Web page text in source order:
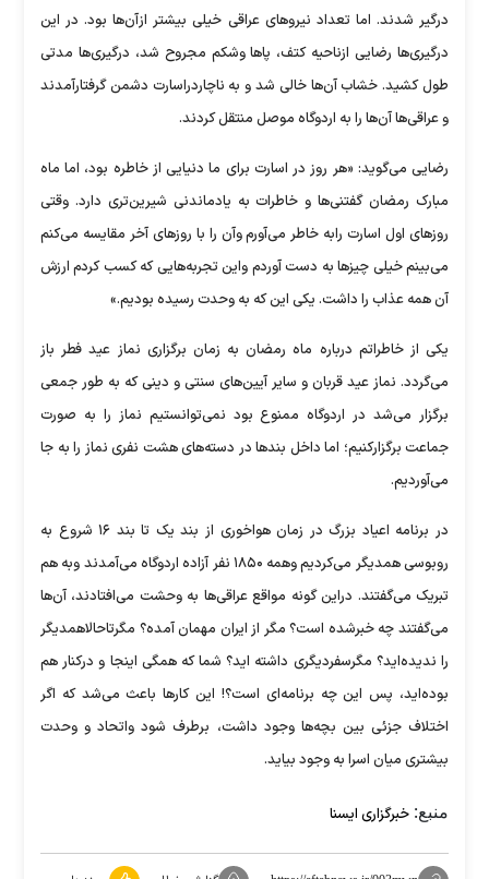
درگیر شدند. اما تعداد نیرو‌های عراقی خیلی بیشتر ازآن‌ها بود. در این
درگیری‌ها رضایی ازناحیه کتف، پا‌ها وشکم مجروح شد، درگیری‌ها مدتی
طول کشید. خشاب آن‌ها خالی شد و به ناچاردراسارت دشمن گرفتارآمدند
و عراقی‌ها آن‌ها را به اردوگاه موصل منتقل کردند.
رضایی می‌گوید: «هر روز در اسارت برای ما دنیایی از خاطره بود، اما ماه
مبارک رمضان گفتنی‌ها و خاطرات به یادماندنی شیرین‌تری دارد. وقتی
روز‌های اول اسارت رابه خاطر می‌آورم وآن را با روز‌های آخر مقایسه می‌کنم
می‌بینم خیلی چیز‌ها به دست آوردم واین تجربه‌هایی که کسب کردم ارزش
آن همه عذاب را داشت. یکی این که به وحدت رسیده بودیم.»
یکی از خاطراتم درباره ماه رمضان به زمان برگزاری نماز عید فطر باز
می‌گردد. نماز عید قربان و سایر آیین‌های سنتی و دینی که به طور جمعی
برگزار می‌شد در اردوگاه ممنوع بود نمی‌توانستیم نماز را به صورت
جماعت برگزارکنیم؛ اما داخل بند‌ها در دسته‌های هشت نفری نماز را به جا
می‌آوردیم.
در برنامه اعیاد بزرگ در زمان هواخوری از بند یک تا بند ۱۶ شروع به
روبوسی همدیگر می‌کردیم وهمه ۱۸۵۰ نفر آزاده اردوگاه می‌آمدند وبه هم
تبریک می‌گفتند. دراین گونه مواقع عراقی‌ها به وحشت می‌افتادند، آن‌ها
می‌گفتند چه خبرشده است؟ مگر از ایران مهمان آمده؟ مگرتاحالاهمدیگر
را ندیده‌اید؟ مگرسفردیگری داشته اید؟ شما که همگی اینجا و درکنار هم
بوده‌اید، پس این چه برنامه‌ای است؟! این کار‌ها باعث می‌شد که اگر
اختلاف جزئی بین بچه‌ها وجود داشت، برطرف شود واتحاد و وحدت
بیشتری میان اسرا به وجود بیاید.
منبع: خبرگزاری ایسنا